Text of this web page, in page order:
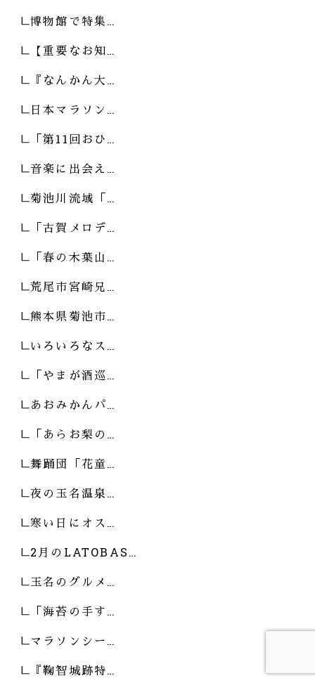
博物館で特集…
【重要なお知…
『なんかん大…
日本マラソン…
「第11回おひ…
音楽に出会え…
菊池川流域「…
「古賀メロデ…
「春の木葉山…
荒尾市宮崎兄…
熊本県菊池市…
いろいろなス…
「やまが酒巡…
あおみかんパ…
「あらお梨の…
舞踊団「花童…
夜の玉名温泉…
寒い日にオス…
2月のLATOBAS…
玉名のグルメ…
「海苔の手す…
マラソンシー…
『鞠智城跡特…